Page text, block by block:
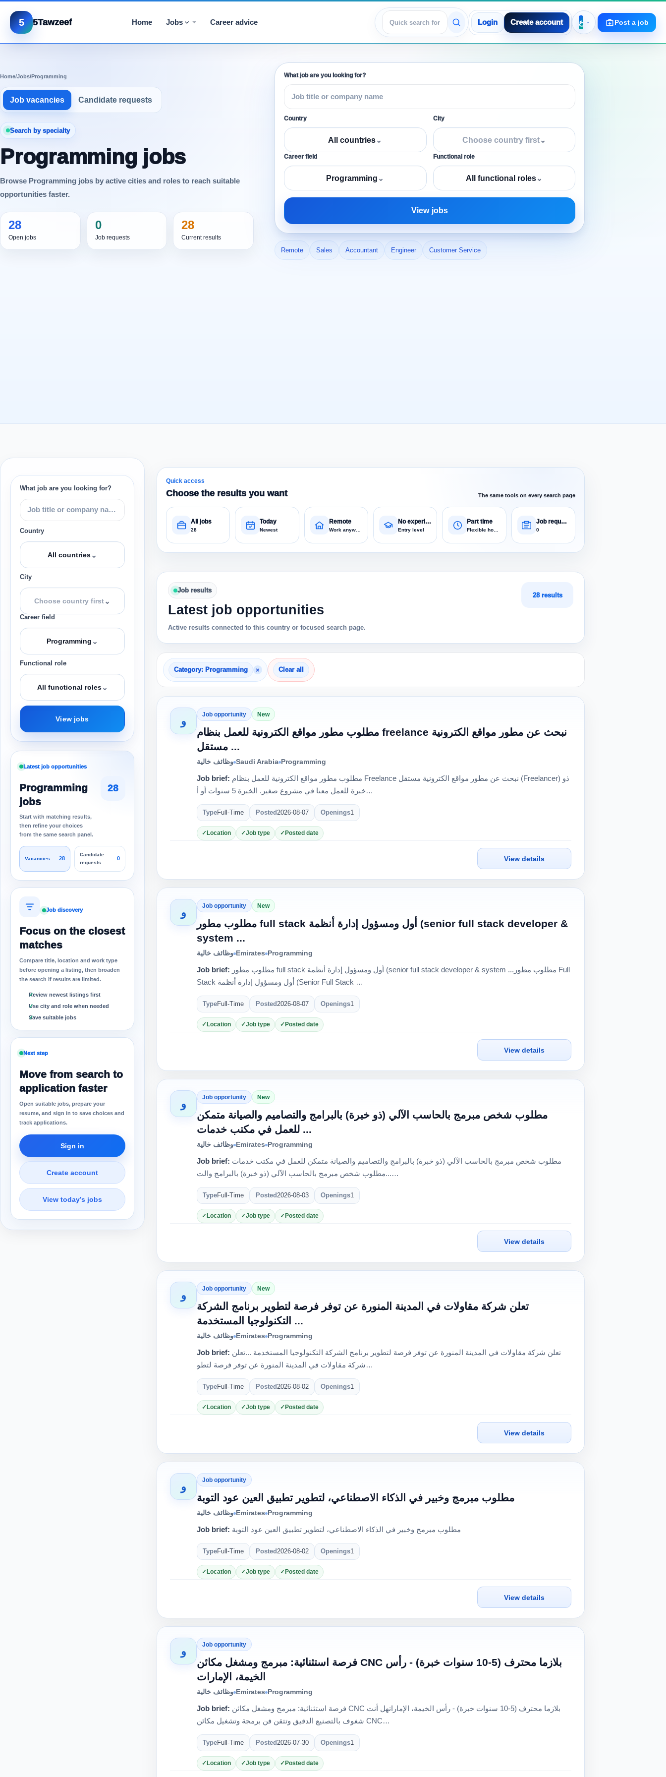
5 5Tawzeef Home Jobs Career advice
View jobs
Login Create account Post a job
Home/Jobs/Programming
Job vacancies Candidate requests
Search by specialty
Programming jobs
Browse Programming jobs by active cities and roles to reach suitable
opportunities faster.
28
Open jobs
0
Job requests
28
Current results
What job are you looking for?
Country
All countries⌄
City
Choose country first⌄
Career field
Programming ⌄
Functional role
All functional roles⌄
View jobs
Remote Sales Accountant Engineer Customer Service
What job are you looking for?
Country
All countries⌄
City
Choose country first⌄
Career field
Programming ⌄
Functional role
All functional roles⌄
View jobs
Latest job opportunities
Programming
jobs
Start with matching results,
then refine your choices
from the same search panel.
28
Vacancies 28
Candidate
requests
0
Job discovery
Focus on the closest
matches
Compare title, location and work type
before opening a listing, then broaden
the search if results are limited.
Review newest listings first
Use city and role when needed
Save suitable jobs
Next step
Move from search to
application faster
Open suitable jobs, prepare your
resume, and sign in to save choices and
track applications.
Sign in
Create account
View today’s jobs
Quick access
Choose the results you want The same tools on every search page
All jobs
28
Today
Newest
Remote
Work anywhere
No experience
Entry level
Part time Job requests
0
Job results
Latest job opportunities
Active results connected to this country or focused search page.
28 results
Category: Programming × Clear all
و
Job opportunity New
مطلوب مطور مواقع الكترونية للعمل بنظام freelance نبحث عن مطور مواقع الكترونية
مستقل ...
وظائف خالية Saudi Arabia Programming
Job brief:
خبرة للعمل معنا في مشروع صغير. الخبرة 5 سنوات أو أ…
TypeFull-Time Posted2026-08-07 Openings1
Location Job type Posted date
View details
و
Job opportunity New
مطلوب مطور full stack أول ومسؤول إدارة أنظمة (senior full stack developer &
system ...
وظائف خالية Emirates Programming
Job brief:
Stack أول ومسؤول إدارة أنظمة (Senior Full Stack …
TypeFull-Time Posted2026-08-07 Openings1
Location Job type Posted date
View details
و
Job opportunity New
مطلوب شخص مبرمج بالحاسب الآلي (ذو خبرة) بالبرامج والتصاميم والصيانة متمكن
للعمل في مكتب خدمات ...
وظائف خالية Emirates Programming
Job brief:
...مطلوب شخص مبرمج بالحاسب الآلي (ذو خبرة) بالبرامج والت…
TypeFull-Time Posted2026-08-03 Openings1
Location Job type Posted date
View details
و
Job opportunity New
تعلن شركة مقاولات في المدينة المنورة عن توفر فرصة لتطوير برنامج الشركة
التكنولوجيا المستخدمة ...
وظائف خالية Emirates Programming
Job brief:
شركة مقاولات في المدينة المنورة عن توفر فرصة لتطو…
TypeFull-Time Posted2026-08-02 Openings1
Location Job type Posted date
View details
و
Job opportunity
مطلوب مبرمج وخبير في الذكاء الاصطناعي، لتطوير تطبيق العين عود التوبة
وظائف خالية Emirates Programming
Job brief: مطلوب مبرمج وخبير في الذكاء الاصطناعي، لتطوير تطبيق العين عود التوبة
TypeFull-Time Posted2026-08-02 Openings1
Location Job type Posted date
View details
و
Job opportunity
فرصة استثنائية: مبرمج ومشغل مكائن CNC بلازما محترف (5-10 سنوات خبرة) - رأس
الخيمة، الإمارات
وظائف خالية Emirates Programming
Job brief:
شغوف بالتصنيع الدقيق وتتقن فن برمجة وتشغيل مكائن CNC…
TypeFull-Time Posted2026-07-30 Openings1
Location Job type Posted date